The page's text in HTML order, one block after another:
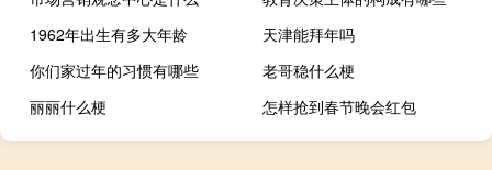
1962年出生有多大年龄
天津能拜年吗
你们家过年的习惯有哪些
老哥稳什么梗
丽丽什么梗
怎样抢到春节晚会红包